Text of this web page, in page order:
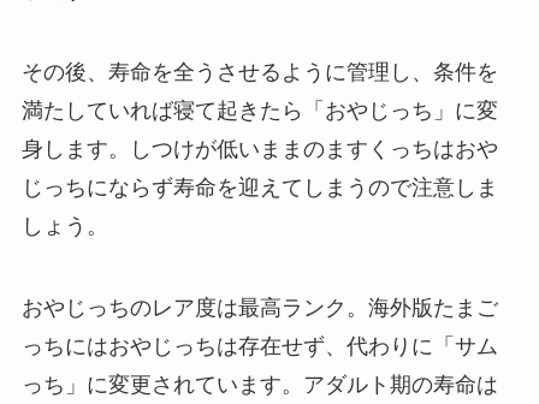
その後、寿命を全うさせるように管理し、条件を
満たしていれば寝て起きたら「おやじっち」に変
身します。しつけが低いままのますくっちはおや
じっちにならず寿命を迎えてしまうので注意しま
しょう。
おやじっちのレア度は最高ランク。海外版たまご
っちにはおやじっちは存在せず、代わりに「サム
っち」に変更されています。アダルト期の寿命は